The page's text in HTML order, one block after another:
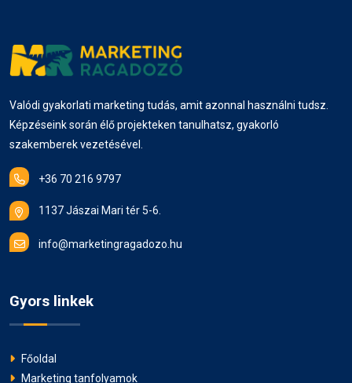
Valódi gyakorlati marketing tudás, amit azonnal használni tudsz.
Képzéseink során élő projekteken tanulhatsz, gyakorló
szakemberek vezetésével.
+36 70 216 9797
1137 Jászai Mari tér 5-6.
info@marketingragadozo.hu
Gyors linkek
Főoldal
Marketing tanfolyamok